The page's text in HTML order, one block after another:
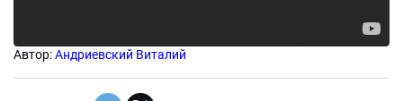
Автор:Андриевский Виталий